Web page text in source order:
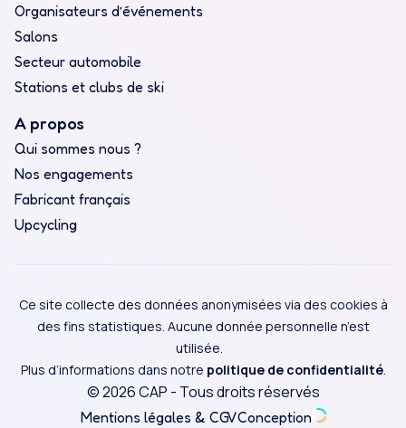
Organisateurs d’événements
Salons
Secteur automobile
Stations et clubs de ski
A propos
Qui sommes nous ?
Nos engagements
Fabricant français
Upcycling
Ce site collecte des données anonymisées via des cookies à
des fins statistiques. Aucune donnée personnelle n’est
utilisée.
Plus d’informations dans notre politique de confidentialité.
© 2026 CAP - Tous droits réservés
Mentions légales & CGVConception